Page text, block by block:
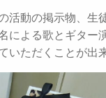
活動の掲示物、生
による歌とギター
ただくことが出